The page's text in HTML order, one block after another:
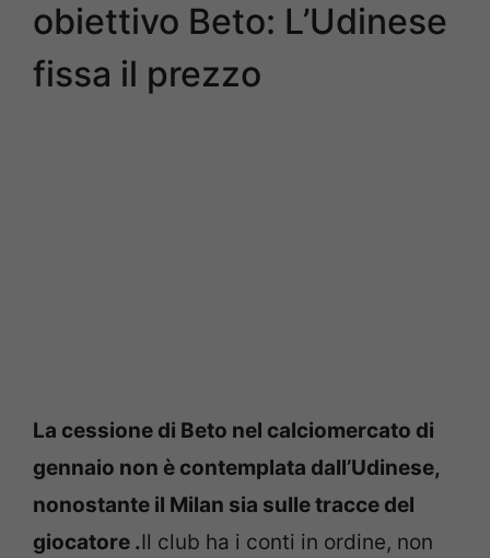
obiettivo Beto: L’Udinese
fissa il prezzo
La cessione di Beto nel calciomercato di
gennaio non è contemplata dall’Udinese,
nonostante il Milan sia sulle tracce del
giocatore .Il club ha i conti in ordine, non